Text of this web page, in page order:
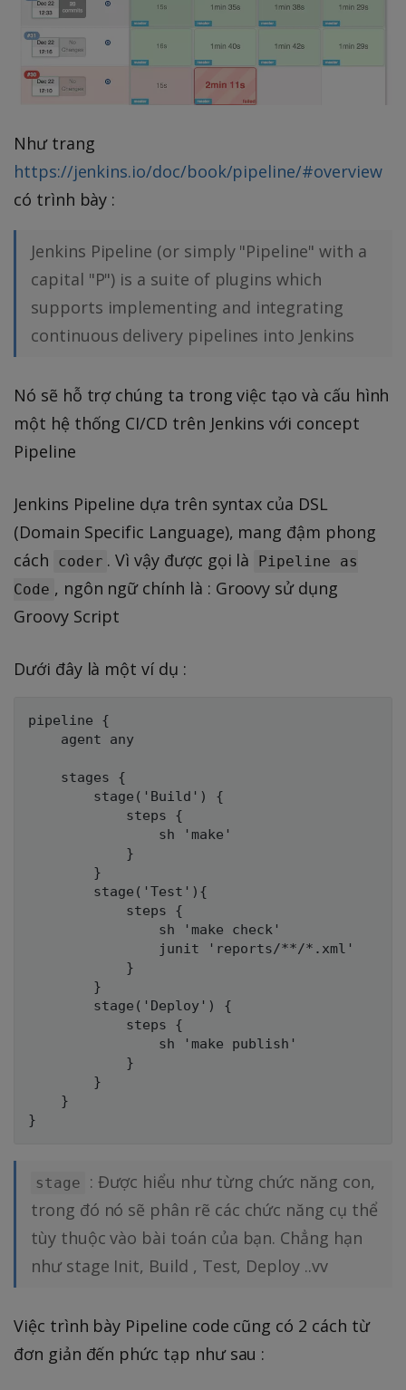
Như trang
https://jenkins.io/doc/book/pipeline/#overview
có trình bày :
Jenkins Pipeline (or simply "Pipeline" with a
capital "P") is a suite of plugins which
supports implementing and integrating
continuous delivery pipelines into Jenkins
Nó sẽ hỗ trợ chúng ta trong việc tạo và cấu hình
một hệ thống CI/CD trên Jenkins với concept
Pipeline
Jenkins Pipeline dựa trên syntax của DSL
(Domain Specific Language), mang đậm phong
cách
coder . Vì vậy được gọi là
Pipeline as
Code , ngôn ngữ chính là : Groovy sử dụng
Groovy Script
Dưới đây là một ví dụ :
pipeline {
    agent any
    stages {
        stage('Build') {
            steps {
                sh 'make'
            }
        }
        stage('Test'){
            steps {
                sh 'make check'
                junit 'reports/**/*.xml'
            }
        }
        stage('Deploy') {
            steps {
                sh 'make publish'
            }
        }
    }
stage
: Được hiểu như từng chức năng con,
trong đó nó sẽ phân rẽ các chức năng cụ thể
tùy thuộc vào bài toán của bạn. Chẳng hạn
như stage Init, Build , Test, Deploy ..vv
Việc trình bày Pipeline code cũng có 2 cách từ
đơn giản đến phức tạp như sau :